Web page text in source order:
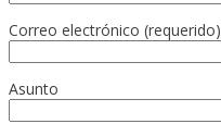
Correo electrónico (requerido)
Asunto